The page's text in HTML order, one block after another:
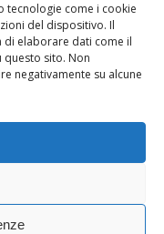
tecnologie come i cookie
del dispositivo. Il
di elaborare dati come il
questo sito. Non
negativamente su alcune